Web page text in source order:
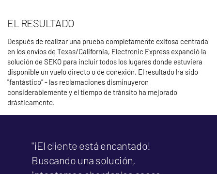
EL RESULTADO
Después de realizar una prueba completamente exitosa centrada
en los envíos de Texas/California, Electronic Express expandió la
solución de SEKO para incluir todos los lugares donde estuviera
disponible un vuelo directo o de conexión. El resultado ha sido
"fantástico" - las reclamaciones disminuyeron
considerablemente y el tiempo de tránsito ha mejorado
drásticamente.
"¡El cliente está encantado!
Buscando una solución,